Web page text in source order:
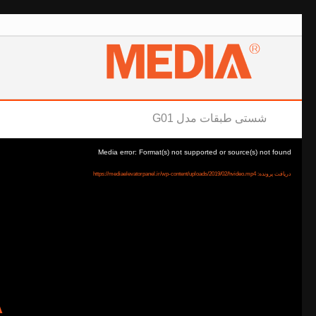
شستی طبقات مدل G01
Media error: Format(s) not supported or source(s) not found
دریافت پرونده: https://mediaelevatorpanel.ir/wp-content/uploads/2019/02/hvideo.mp4